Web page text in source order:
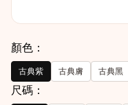
顏色：
古典紫 古典膚 古典黑
尺碼：